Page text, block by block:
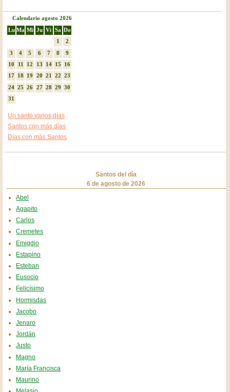
Calendario agosto 2026
Lu Ma Mi Ju Vi Sa Do
1
2
3
4 5 6 7 8
9
10
11 12 13 14 15
16
17 18 19 20 21 22
23
24 25 26 27 28 29
30
31
Un santo varios días
Santos con más días
Días con más Santos
Santos del día
6 de agosto de 2026
Abel
Agapito
Carlos
Cremetes
Emigdio
Estapino
Esteban
Eusocio
Felicísimo
Hormisdas
Jacobo
Jenaro
Jordán
Justo
Magno
María Francisca
Maurino